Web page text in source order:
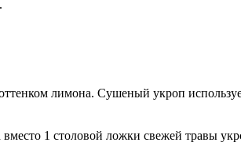
лимона. Сушеный укроп
1 столовой ложки свежей травы